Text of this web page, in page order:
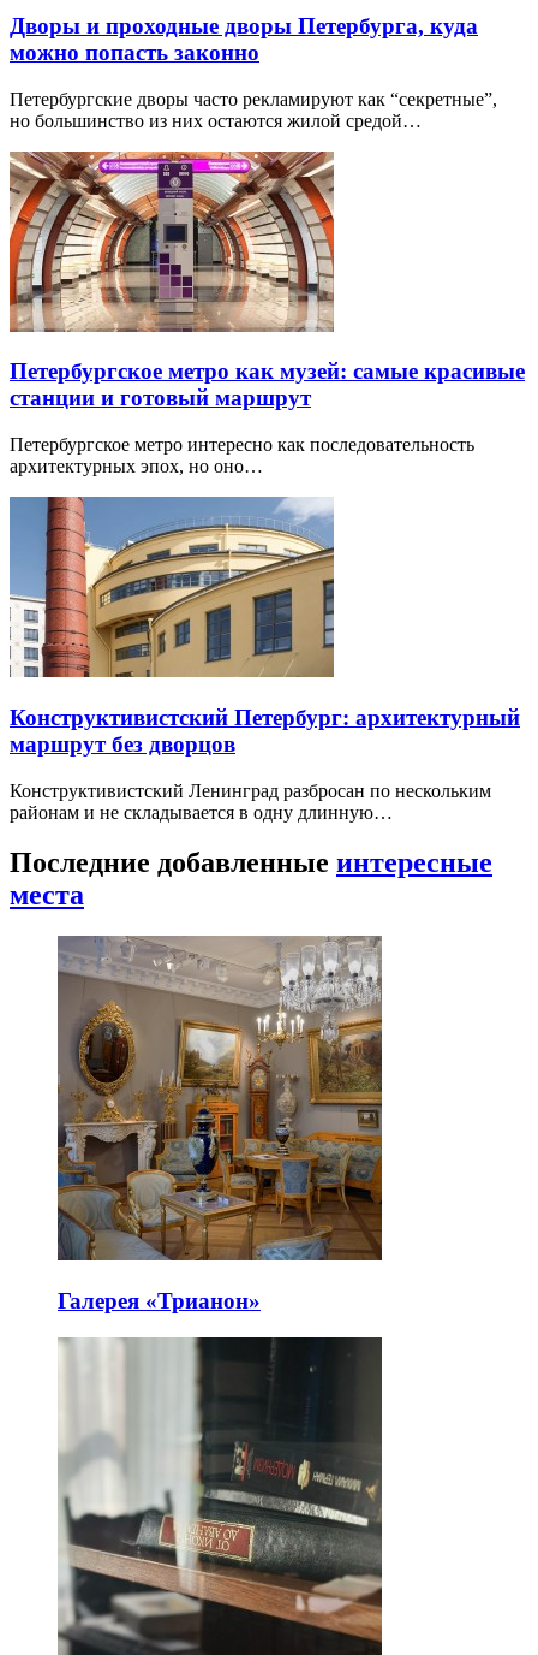
Дворы и проходные дворы Петербурга, куда
можно попасть законно
Петербургские дворы часто рекламируют как “секретные”,
но большинство из них остаются жилой средой…
Петербургское метро как музей: самые красивые
станции и готовый маршрут
Петербургское метро интересно как последовательность
архитектурных эпох, но оно…
Конструктивистский Петербург: архитектурный
маршрут без дворцов
Конструктивистский Ленинград разбросан по нескольким
районам и не складывается в одну длинную…
Последние добавленные интересные
места
Галерея «Трианон»